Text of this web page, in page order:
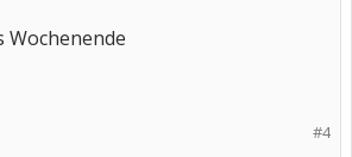
Wochenende
#4